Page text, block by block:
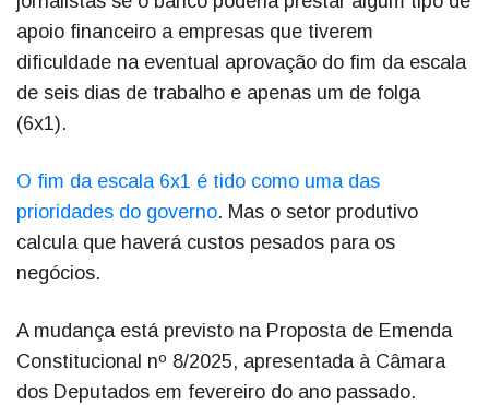
apoio financeiro a empresas que tiverem
dificuldade na eventual aprovação do fim da escala
de seis dias de trabalho e apenas um de folga
(6x1).
O fim da escala 6x1 é tido como uma das
prioridades do governo. Mas o setor produtivo
calcula que haverá custos pesados para os
negócios.
A mudança está previsto na Proposta de Emenda
Constitucional nº 8/2025, apresentada à Câmara
dos Deputados em fevereiro do ano passado.